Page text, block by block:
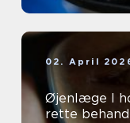
02. April
Øjenlæge I
rette